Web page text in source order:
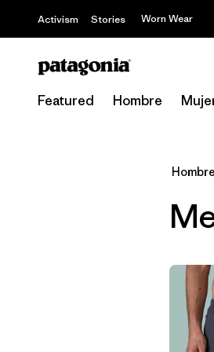
Activism Stories Worn Wear
Featured Hombre
Hombre